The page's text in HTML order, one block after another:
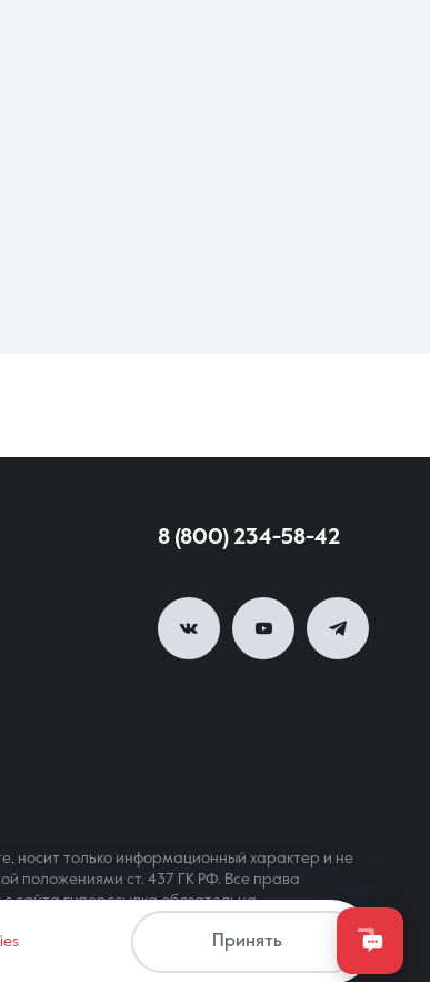
8 (800) 234-58-42
носит только информационный характер и не
положениями ст. 437 ГК РФ. Все права
сайта гиперссылка обязательна
Принять